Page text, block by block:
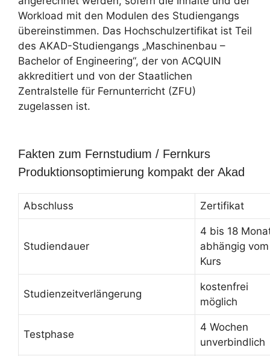
Workload mit den Modulen des Studiengangs
übereinstimmen. Das Hochschulzertifikat ist Teil
des AKAD-Studiengangs „Maschinenbau –
Bachelor of Engineering“, der von ACQUIN
akkreditiert und von der Staatlichen
Zentralstelle für Fernunterricht (ZFU)
zugelassen ist.
Fakten zum Fernstudium / Fernkurs
Produktionsoptimierung kompakt der Akad
Abschluss Zertifikat
Studiendauer
4 bis 18
abhängig vom
Kurs
Studienzeitverlängerung
kostenfrei
möglich
Testphase
4 Wochen
unverbindlich